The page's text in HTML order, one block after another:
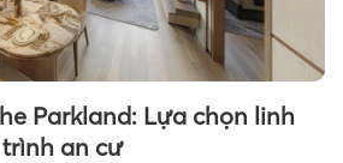
Parkland: Lựa chọn linh
an cư